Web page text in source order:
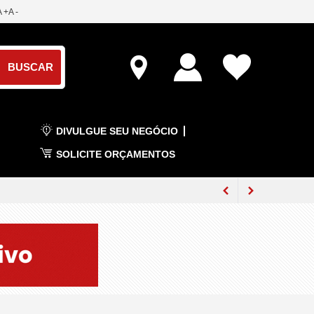
+A -
DIVULGUE SEU NEGÓCIO
SOLICITE ORÇAMENTOS
de Caxias